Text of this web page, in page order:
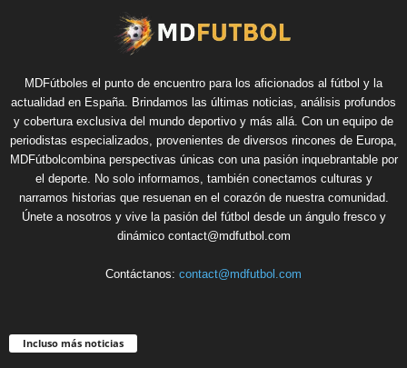
MDFútboles el punto de encuentro para los aficionados al fútbol y la
actualidad en España. Brindamos las últimas noticias, análisis profundos
y cobertura exclusiva del mundo deportivo y más allá. Con un equipo de
periodistas especializados, provenientes de diversos rincones de Europa,
MDFútbolcombina perspectivas únicas con una pasión inquebrantable por
el deporte. No solo informamos, también conectamos culturas y
narramos historias que resuenan en el corazón de nuestra comunidad.
Únete a nosotros y vive la pasión del fútbol desde un ángulo fresco y
dinámico contact@mdfutbol.com
Contáctanos: contact@mdfutbol.com
Incluso más noticias